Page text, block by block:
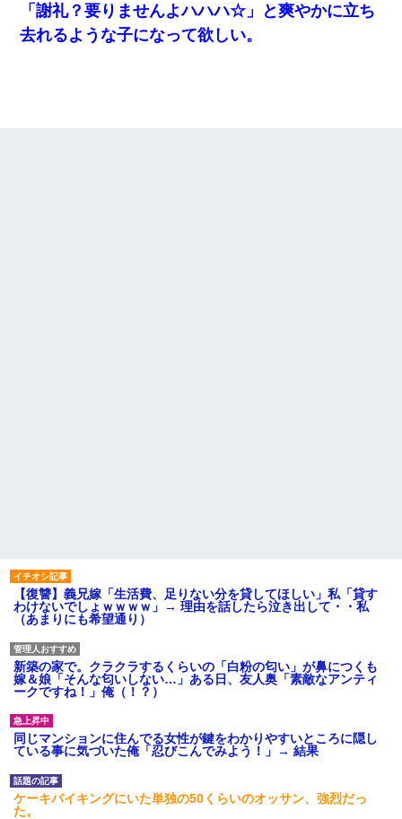
「謝礼？要りませんよハハハ☆」と爽やかに立ち
去れるような子になって欲しい。
【復讐】義兄嫁「生活費、足りない分を貸してほしい」私「貸す
わけないでしょｗｗｗｗ」→ 理由を話したら泣き出して・・私
（あまりにも希望通り）
新築の家で。クラクラするくらいの「白粉の匂い」が鼻につくも
嫁＆娘「そんな匂いしない…」ある日、友人奥「素敵なアンティ
ークですね！」俺（！？）
同じマンションに住んでる女性が鍵をわかりやすいところに隠し
ている事に気づいた俺「忍びこんでみよう！」→ 結果
ケーキバイキングにいた単独の50くらいのオッサン、強烈だっ
た。